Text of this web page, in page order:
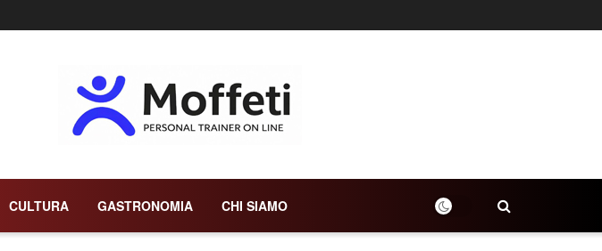
CULTURA GASTRONOMIA CHI SIAMO